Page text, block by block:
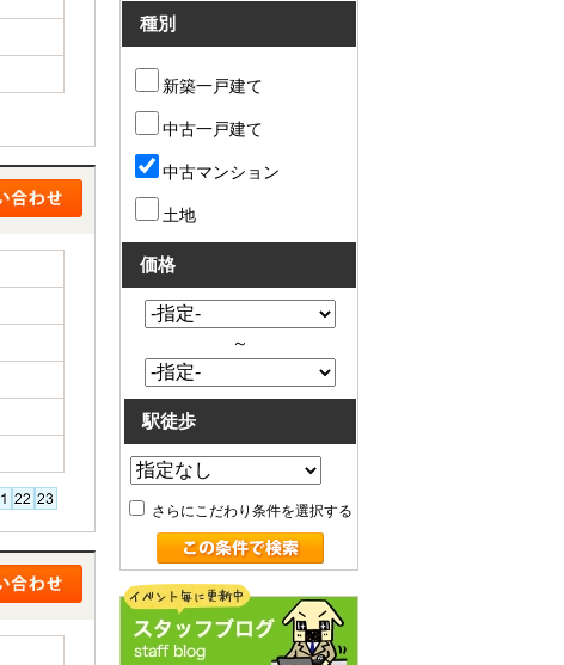
種別
新築一戸建て
中古一戸建て
中古マンション
土地
価格
～
駅徒歩
さらにこだわり条件を選択する